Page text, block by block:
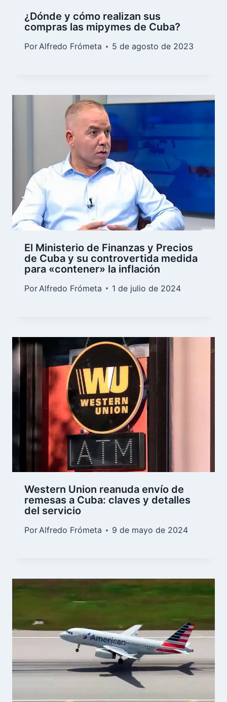
¿Dónde y cómo realizan sus
compras las mipymes de Cuba?
PorAlfredo Frómeta 5 de agosto de 2023
El Ministerio de Finanzas y Precios
de Cuba y su controvertida medida
para «contener» la inflación
Por Alfredo Frómeta 1 de julio de 2024
Western Union reanuda envío de
remesas a Cuba: claves y detalles
del servicio
PorAlfredo Frómeta 9 de mayo de 2024